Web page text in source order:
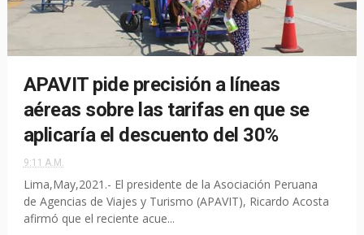
APAVIT pide precisión a líneas
aéreas sobre las tarifas en que se
aplicaría el descuento del 30%
9:11 A.M.
Lima,May,2021.- El presidente de la Asociación Peruana
de Agencias de Viajes y Turismo (APAVIT), Ricardo Acosta
afirmó que el reciente acue...